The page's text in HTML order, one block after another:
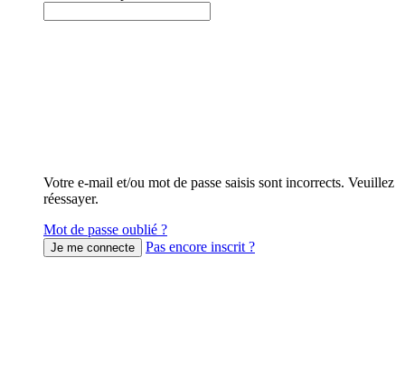
Votre e-mail et/ou mot de passe saisis sont incorrects. Veuillez
réessayer.
Mot de passe oublié ?
Pas encore inscrit ?